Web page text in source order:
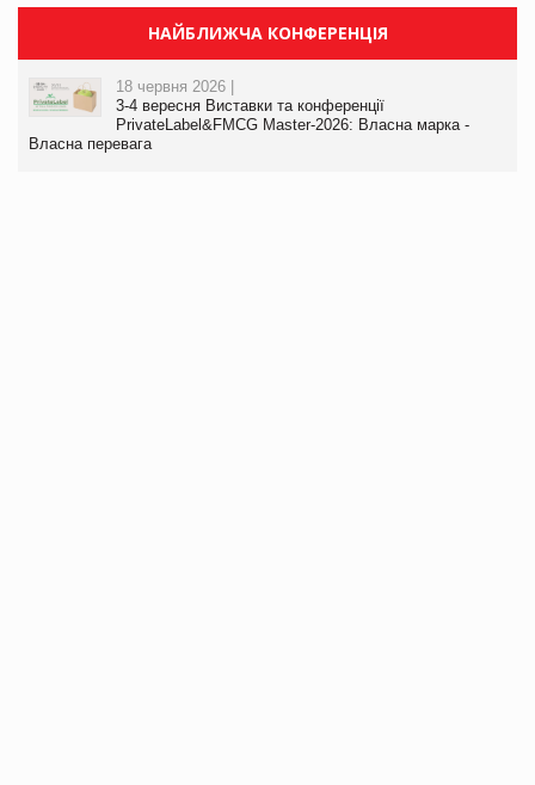
НАЙБЛИЖЧА КОНФЕРЕНЦІЯ
18 червня 2026 |
3-4 вересня Виставки та конференції
PrivateLabel&FMCG Master-2026: Власна марка -
Власна перевага